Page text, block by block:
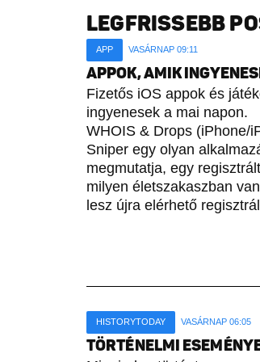
LEGFRISSEBB
APP VASÁRNAP 09:11
APPOK, AMIK
Fizetős iOS appok és
ingyenesek a mai
WHOIS & Drops (iPhone/
Sniper egy olyan
megmutatja, egy
milyen életszakaszban
lesz újra elérhető
HISTORYTODAY VASÁRNAP 06:05
TÖRTÉNELMI